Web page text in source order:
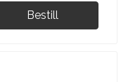
Bestill